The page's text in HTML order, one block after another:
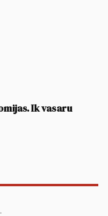
Ik vasaru